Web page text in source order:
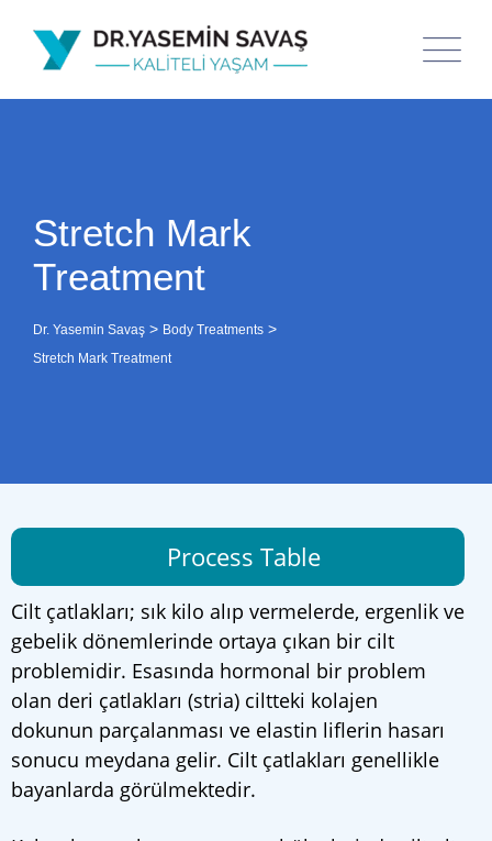
Stretch Mark
Treatment
Dr. Yasemin Savaş > Body Treatments >
Stretch Mark Treatment
Process Table
Cilt çatlakları; sık kilo alıp vermelerde, ergenlik ve
gebelik dönemlerinde ortaya çıkan bir cilt
problemidir. Esasında hormonal bir problem
olan deri çatlakları (stria) ciltteki kolajen
dokunun parçalanması ve elastin liflerin hasarı
sonucu meydana gelir. Cilt çatlakları genellikle
bayanlarda görülmektedir.